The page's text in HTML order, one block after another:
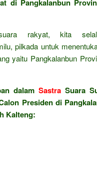
di Pangkalanbun
rakyat, kita
pilkada untuk
yaitu Pangkalanbun
dalam Sastra Suara
Presiden di
Kalteng: